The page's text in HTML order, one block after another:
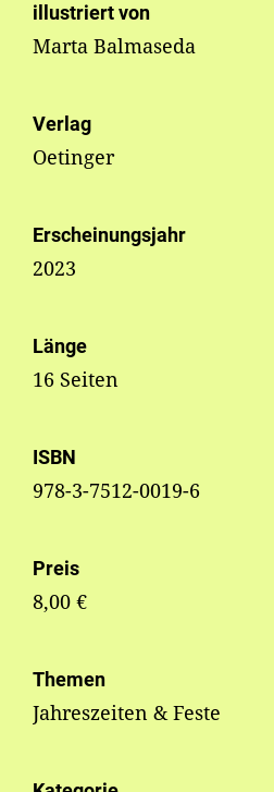
illustriert von
Marta Balmaseda
Verlag
Oetinger
Erscheinungsjahr
2023
Länge
16 Seiten
ISBN
978-3-7512-0019-6
Preis
8,00 €
Themen
Jahreszeiten & Feste